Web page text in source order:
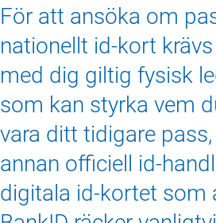
För att ansöka om
nationellt id‑kort
med dig giltig fysisk
som kan styrka vem
vara ditt tidigare
annan officiell
digitala id‑kortet som